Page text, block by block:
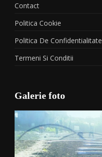
Contact
Politica Cookie
Politica De Confidentialitate
Termeni Si Conditii
Galerie foto